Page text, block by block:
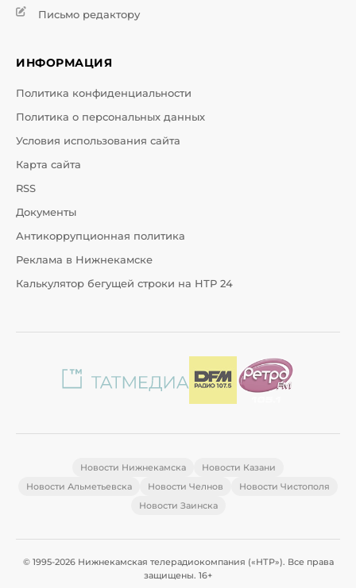
Письмо редактору
ИНФОРМАЦИЯ
Политика конфиденциальности
Политика о персональных данных
Условия использования сайта
Карта сайта
RSS
Документы
Антикоррупционная политика
Реклама в Нижнекамске
Калькулятор бегущей строки на НТР 24
Новости Нижнекамска
Новости Казани
Новости Альметьевска
Новости Челнов
Новости Чистополя
Новости Заинска
© 1995-2026 Нижнекамская телерадиокомпания («НТР»). Все права
защищены. 16+